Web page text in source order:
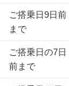
ご搭乗日9日前
まで
ご搭乗日の7日
前まで